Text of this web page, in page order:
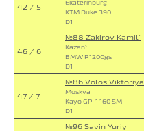
42 / 5
Ekaterinburg
KTM Duke 390
D1
46 / 6
№88 Zakirov Kamil`
Kazan`
BMW R1200gs
D1
47 / 7
№86 Volos Viktoriya
Moskva
Kayo GP-1 160 SM
D1
№96 Savin Yuriy